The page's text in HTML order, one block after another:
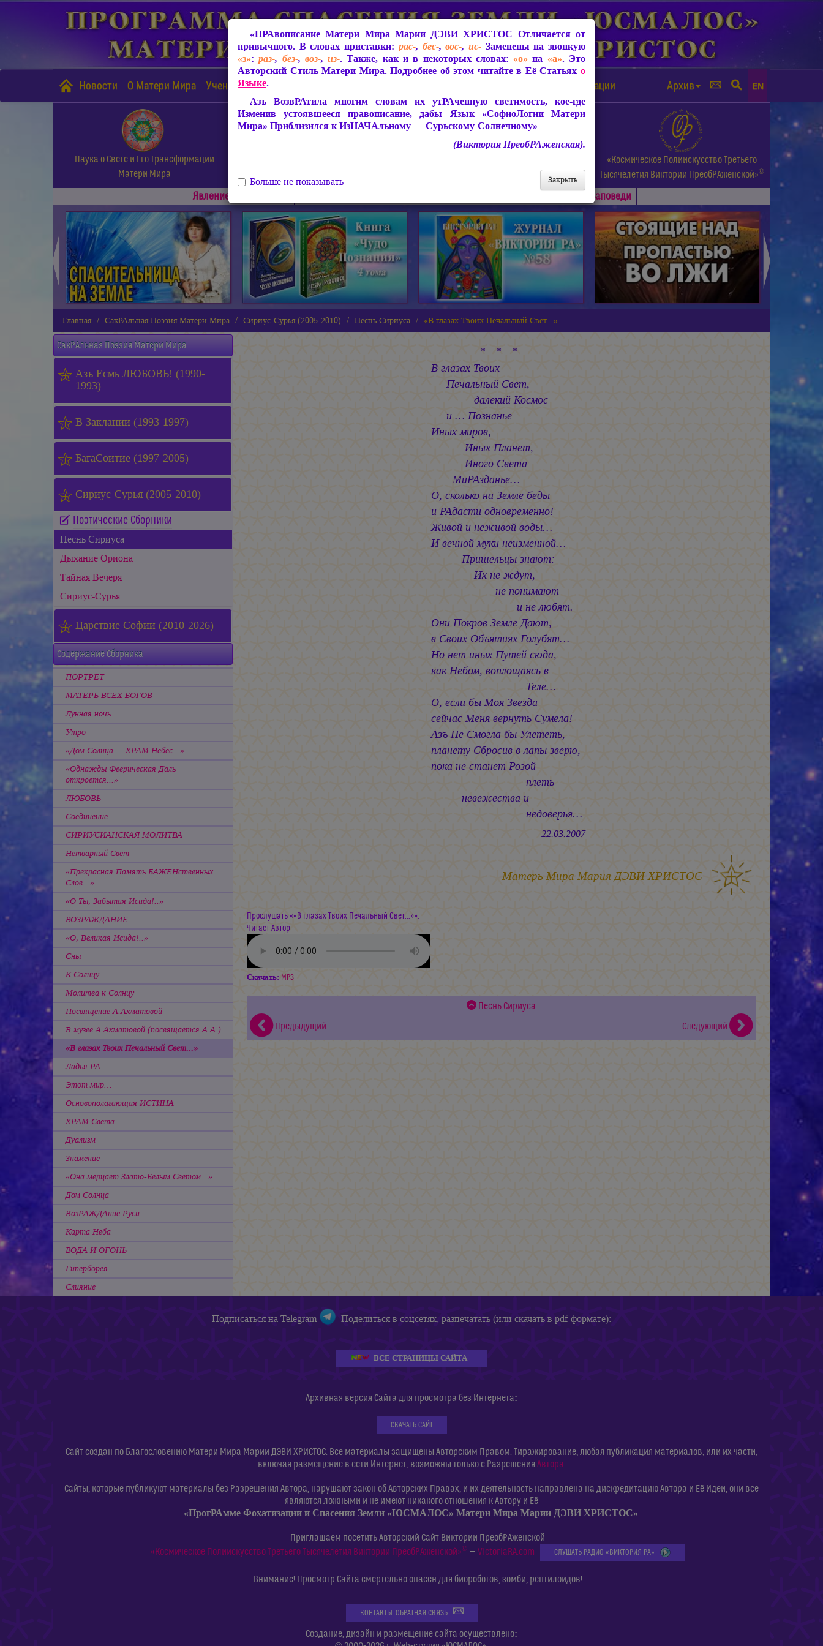
Новости О Матери Мира Учение Матери Мира Защита от чипизации Архив EN
Наука о Свете и Его Трансформации
Матери Мира
СофиоЛогия Матери Мира
Живое Слово Матери Мира.
Статьи, Книги, Видео, Аудио и др.
«Космическое Полиискусство Третьего
Тысячелетия Виктории ПреобРАженской»©
Явлениe Матери Мира Заповеди
◄ ►
Главная СакРАльная Поэзия Матери Мира Сириус-Сурья (2005-2010) Песнь Сириуса «В глазах Твоих Печальный Свет...»
СакРАльная Поэзия Матери Мира
Азъ Есмь ЛЮБОВЬ! (1990-
1993)
В Заклании (1993-1997)
БагаСоитие (1997-2005)
Сириус-Сурья (2005-2010)
Поэтические Сборники
Песнь Сириуса
Дыхание Ориона
Тайная Вечеря
Сириус-Сурья
Царствие Софии (2010-2026)
Содержание Сборника
ПОРТРЕТ
МАТЕРЬ ВСЕХ БОГОВ
Лунная ночь
Утро
«Дом Солнца — ХРАМ Небес...»
«Однажды Феерическая Даль
откроется...»
ЛЮБОВЬ
Соединение
СИРИУСИАНСКАЯ МОЛИТВА
Нетварный Свет
«Прекрасная Память БАЖЕНственных
Слов...»
«О Ты, Забытая Исида!..»
ВОЗРАЖДАНИЕ
«О, Великая Исида!..»
Сны
К Солнцу
Молитва к Солнцу
Посвящение А.Ахматовой
В музее А.Ахматовой (посвящается А.А.)
«В глазах Твоих Печальный Свет...»
Ладья РА
Этот мир…
Основополагающая ИСТИНА
ХРАМ Света
Дуализм
Знамение
«Она мерцает Злато-Белым Светом…»
Дом Солнца
ВозРАЖДАние Руси
Карта Неба
ВОДА И ОГОНЬ
Гиперборея
Слияние
* * *
В глазах Твоих —
Печальный Свет,
далёкий Космос
и … Познанье
Иных миров,
Иных Планет,
Иного Света
МиРАзданье…
О, сколько на Земле беды
и РАдасти одновременно!
Живой и неживой воды…
И вечной муки неизменной…
Пришельцы знают:
Их не ждут,
не понимают
и не любят.
Они Покров Земле Дают,
в Своих Объятиях Голубят…
Но нет иных Путей сюда,
как Небом, воплощаясь в
Теле…
О, если бы Моя Звезда
сейчас Меня вернуть Сумела!
Азъ Не Смогла бы Улететь,
планету Сбросив в лапы зверю,
пока не станет Розой —
плеть
невежества и
недоверья…
22.03.2007
Матерь Мира Мария ДЭВИ ХРИСТОС
Прослушать ««В глазах Твоих Печальный Свет...»».
Читает Автор
Скачать: MP3
Песнь Сириуса
Предыдущий
Следующий
«ПРАвописание Матери Мира Марии ДЭВИ ХРИСТОС Отличается от
привычного. В словах приставки: рас-, бес-,вос-, ис-Заменены на звонкую
«з»:раз-, без-, воз-,из-. Также, как и в некоторых словах: «о» на «а». Это
Авторский Стиль Матери Мира. Подробнее об этом читайте в Её Статьях о
Языке.
Азъ ВозвРАтила многим словам их утРАченную светимость, кое-где
Изменив устоявшееся правописание, дабы Язык «СофиоЛогии Матери
Мира» Приблизился к ИзНАЧАльному — Сурьскому-Солнечному»
(Виктория ПреобРАженская).
Закрыть
Больше не показывать
Подписатьсяна Telegram Поделиться в соцсетях, разпечатать (или скачать в pdf-формате):
ВСЕ СТРАНИЦЫ САЙТА
Архивная версия Сайта для просмотра без Интернета:
СКАЧАТЬ САЙТ
Сайт создан по Благословению Матери Мира Марии ДЭВИ ХРИСТОС. Все материалы защищены Авторским Правом. Тиражирование, любая публикация материалов, или их части,
включая размещение в сети Интернет, возможны только с Разрешения Автора.
Сайты, которые публикуют материалы без Разрешения Автора, нарушают закон об Авторских Правах, и их деятельность направлена на дискредитацию Автора и Её Идеи, они все
являются ложными и не имеют никакого отношения к Автору и Её
«ПрогРАмме Фохатизации и Спасения Земли «ЮСМАЛОС» Матери Мира Марии ДЭВИ ХРИСТОС».
Приглашаем посетить Авторский Сайт Виктории ПреобРАженской
«Космическое Полиискусство Третьего Тысячелетия Виктории ПреобРАженской»© — VictoriaRA.com СЛУШАТЬ РАДИО «ВИКТОРИЯ РА»
Внимание! Просмотр Сайта смертельно опасен для биороботов, зомби, рептилоидов!
КОНТАКТЫ. ОБРАТНАЯ СВЯЗЬ
Создание, дизайн и размещение сайта осуществлено: